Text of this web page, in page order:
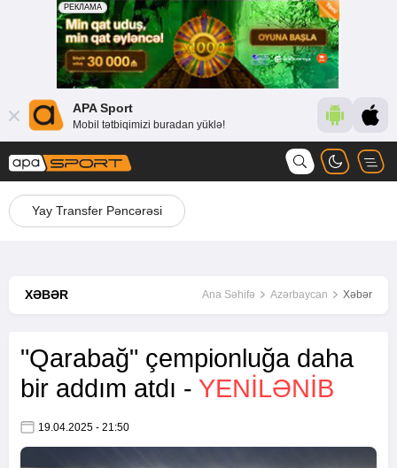
APA Sport
Mobil tətbiqimizi buradan yüklə!
Yay Transfer Pəncərəsi
XƏBƏR Ana Səhifə Azərbaycan Xəbər
"Qarabağ" çempionluğa daha
bir addım atdı - YENİLƏNİB
19.04.2025 - 21:50